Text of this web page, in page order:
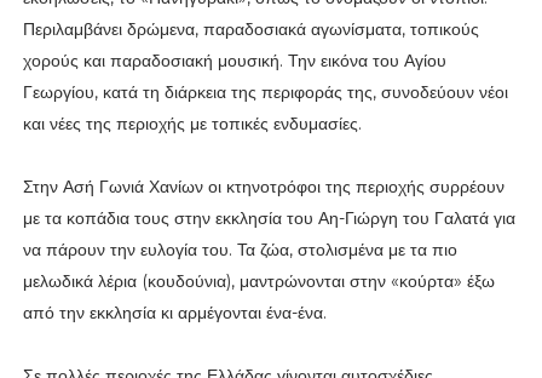
Περιλαμβάνει δρώμενα, παραδοσιακά αγωνίσματα, τοπικούς
χορούς και παραδοσιακή μουσική. Την εικόνα του Αγίου
Γεωργίου, κατά τη διάρκεια της περιφοράς της, συνοδεύουν νέοι
και νέες της περιοχής με τοπικές ενδυμασίες.
Στην Ασή Γωνιά Χανίων οι κτηνοτρόφοι της περιοχής συρρέουν
με τα κοπάδια τους στην εκκλησία του Αη-Γιώργη του Γαλατά για
να πάρουν την ευλογία του. Τα ζώα, στολισμένα με τα πιο
μελωδικά λέρια (κουδούνια), μαντρώνονται στην «κούρτα» έξω
από την εκκλησία κι αρμέγονται ένα-ένα.